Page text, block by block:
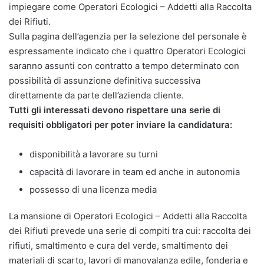
impiegare come Operatori Ecologici – Addetti alla Raccolta
dei Rifiuti.
Sulla pagina dell’agenzia per la selezione del personale è
espressamente indicato che i quattro Operatori Ecologici
saranno assunti con contratto a tempo determinato con
possibilità di assunzione definitiva successiva
direttamente da parte dell’azienda cliente.
Tutti gli interessati devono rispettare una serie di
requisiti obbligatori per poter inviare la candidatura:
disponibilità a lavorare su turni
capacità di lavorare in team ed anche in autonomia
possesso di una licenza media
La mansione di Operatori Ecologici – Addetti alla Raccolta
dei Rifiuti prevede una serie di compiti tra cui: raccolta dei
rifiuti, smaltimento e cura del verde, smaltimento dei
materiali di scarto, lavori di manovalanza edile, fonderia e